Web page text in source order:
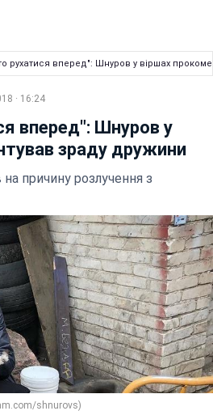
рухатися вперед": Шнуров у віршах
· 16:24
вперед": Шнуров у
зраду дружини
причину розлучення з
shnurovs)